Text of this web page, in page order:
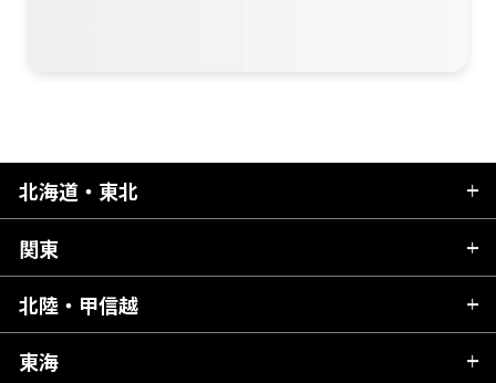
北海道・東北
北海道
青森県
秋田県
関東
茨城県
栃木県
北陸・甲信越
新潟県
東海